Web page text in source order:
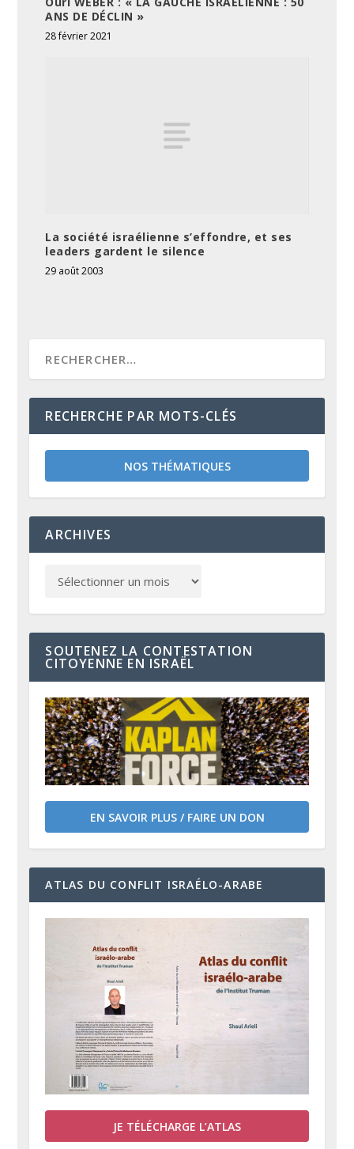
ANS DE DÉCLIN »
28 février 2021
La société israélienne s’effondre, et ses
leaders gardent le silence
29 août 2003
RECHERCHE PAR MOTS-CLÉS
NOS THÉMATIQUES
ARCHIVES
SOUTENEZ LA CONTESTATION
CITOYENNE EN ISRAËL
EN SAVOIR PLUS / FAIRE UN DON
ATLAS DU CONFLIT ISRAÉLO-ARABE
JE TÉLÉCHARGE L’ATLAS